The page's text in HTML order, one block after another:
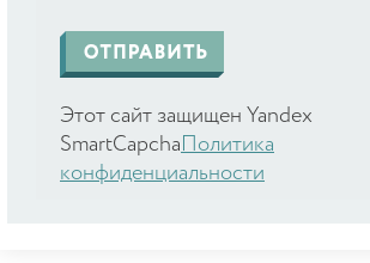
Этот сайт защищен Yandex
SmartCapcha Политика
конфиденциальности